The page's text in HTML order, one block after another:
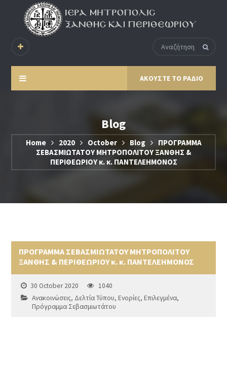
ΑΚΟΥΣΤΕ ΤΟ ΡΑΔΙΟ
Blog
Home 2020 October Blog
ΠΡΟΓΡΑΜΜΑ
ΣΕΒΑΣΜΙΩΤΑΤΟΥ ΜΗΤΡΟΠΟΛΙΤΟΥ ΞΑΝΘΗΣ &
ΠΕΡΙΘΕΩΡΙΟΥ κ. κ. ΠΑΝΤΕΛΕΗΜΟΝΟΣ
ΠΡΟΓΡΑΜΜΑ ΣΕΒΑΣΜΙΩΤΑΤΟΥ ΜΗΤΡΟΠΟΛΙΤΟΥ
ΞΑΝΘΗΣ & ΠΕΡΙΘΕΩΡΙΟΥ κ. κ. ΠΑΝΤΕΛΕΗΜΟΝΟΣ
30 October 2020
1040
Ανακοινώσεις, Δελτία Τύπου,Ενορίες,Επιλεγμένα,
Πρόγραμμα Σεβασμιωτάτου